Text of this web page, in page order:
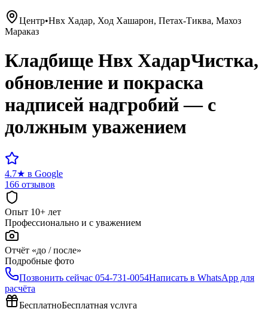
Центр•Нвх Хадар, Ход Хашарон, Петах-Тиква, Махоз
Мараказ
Кладбище Нвх ХадарЧистка,
обновление и покраска
надписей надгробий — с
должным уважением
4.7★ в Google
166 отзывов
Опыт 10+ лет
Профессионально и с уважением
Отчёт «до / после»
Подробные фото
Позвонить сейчас 054-731-0054Написать в WhatsApp для
расчёта
БесплатноБесплатная услуга